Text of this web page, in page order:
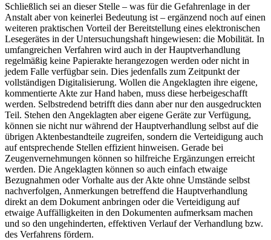
Schließlich sei an dieser Stelle – was für die Gefahrenlage in der
Anstalt aber von keinerlei Bedeutung ist – ergänzend noch auf einen
weiteren praktischen Vorteil der Bereitstellung eines elektronischen
Lesegerätes in der Untersuchungshaft hingewiesen: die Mobilität. In
umfangreichen Verfahren wird auch in der Hauptverhandlung
regelmäßig keine Papierakte herangezogen werden oder nicht in
jedem Falle verfügbar sein. Dies jedenfalls zum Zeitpunkt der
vollständigen Digitalisierung. Wollen die Angeklagten ihre eigene,
kommentierte Akte zur Hand haben, muss diese herbeigeschafft
werden. Selbstredend betrifft dies dann aber nur den ausgedruckten
Teil. Stehen den Angeklagten aber eigene Geräte zur Verfügung,
können sie nicht nur während der Hauptverhandlung selbst auf die
übrigen Aktenbestandteile zugreifen, sondern die Verteidigung auch
auf entsprechende Stellen effizient hinweisen. Gerade bei
Zeugenvernehmungen können so hilfreiche Ergänzungen erreicht
werden. Die Angeklagten können so auch einfach etwaige
Bezugnahmen oder Vorhalte aus der Akte ohne Umstände selbst
nachverfolgen, Anmerkungen betreffend die Hauptverhandlung
direkt an dem Dokument anbringen oder die Verteidigung auf
etwaige Auffälligkeiten in den Dokumenten aufmerksam machen
und so den ungehinderten, effektiven Verlauf der Verhandlung bzw.
des Verfahrens fördern.